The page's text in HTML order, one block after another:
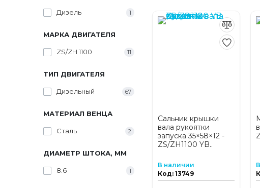
Дизель 1
МАРКА ДВИГАТЕЛЯ
ZS/ZH 1100 11
ТИП ДВИГАТЕЛЯ
Дизельный 67
МАТЕРИАЛ ВЕНЦА
Сталь 2
ДИАМЕТР ШТОКА, ММ
8.6 1
Сальник крышки
вала рукоятки
запуска 35×58×12 -
ZS/ZH1100 YB..
В наличии
Код: 13749